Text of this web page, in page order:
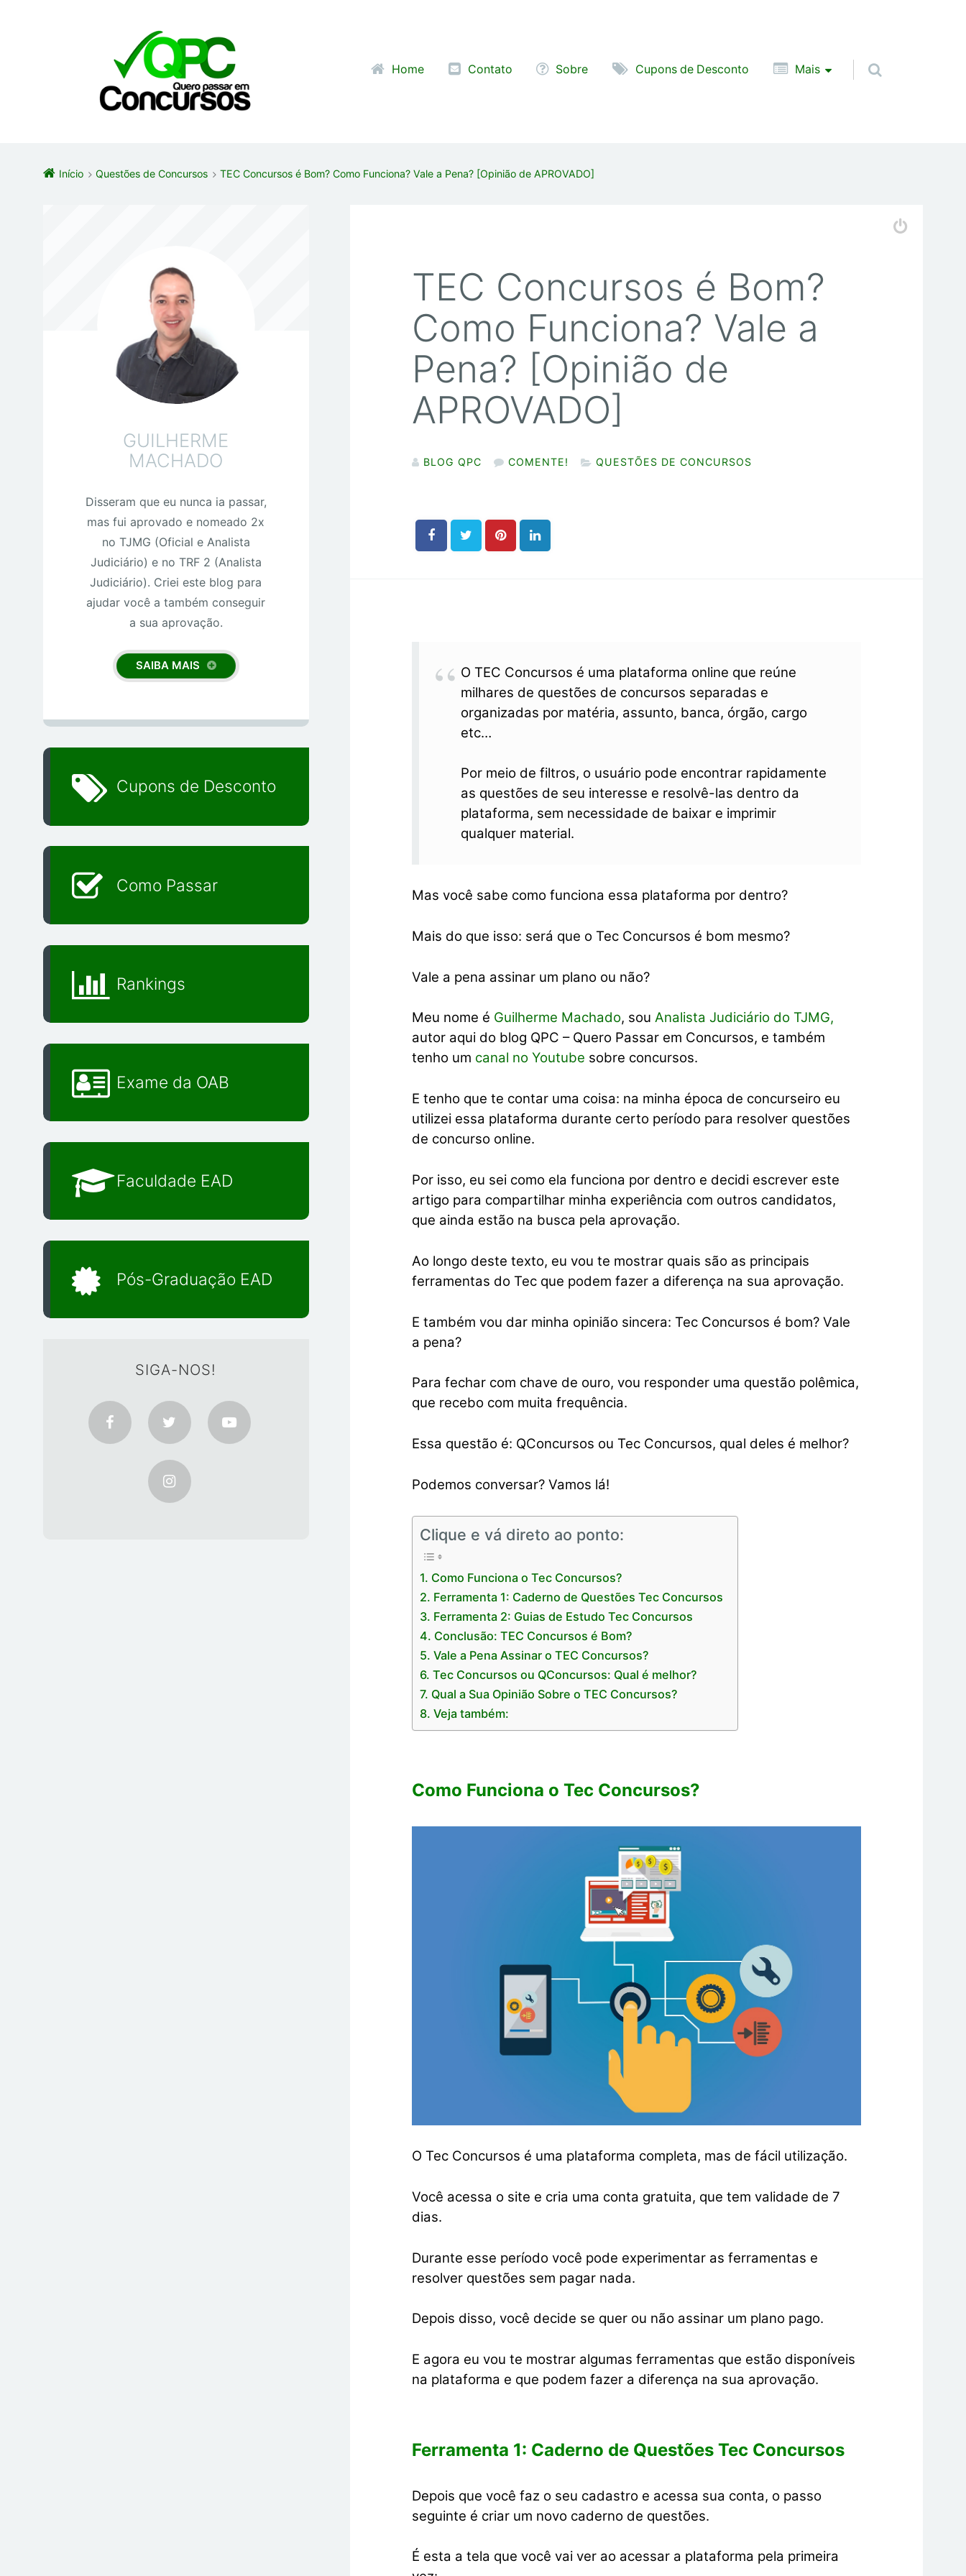
Pular para o conteúdo
Home Contato Sobre Cupons de Desconto Mais
Início Questões de Concursos TEC Concursos é Bom? Como Funciona? Vale a Pena? [Opinião de APROVADO]
TEC Concursos é Bom?
Como Funciona? Vale a
Pena? [Opinião de
APROVADO]
BLOG QPC COMENTE! QUESTÕES DE CONCURSOS
O TEC Concursos é uma plataforma online que reúne
milhares de questões de concursos separadas e
organizadas por matéria, assunto, banca, órgão, cargo
etc…
Por meio de filtros, o usuário pode encontrar rapidamente
as questões de seu interesse e resolvê-las dentro da
plataforma, sem necessidade de baixar e imprimir
qualquer material.
Mas você sabe como funciona essa plataforma por dentro?
Mais do que isso: será que o Tec Concursos é bom mesmo?
Vale a pena assinar um plano ou não?
Meu nome é Guilherme Machado, souAnalista Judiciário do TJMG,
autor aqui do blog QPC – Quero Passar em Concursos, e também
tenho um canal no Youtube sobre concursos.
E tenho que te contar uma coisa: na minha época de concurseiro eu
utilizei essa plataforma durante certo período para resolver questões
de concurso online.
Por isso, eu sei como ela funciona por dentro e decidi escrever este
artigo para compartilhar minha experiência com outros candidatos,
que ainda estão na busca pela aprovação.
Ao longo deste texto, eu vou te mostrar quais são as principais
ferramentas do Tec que podem fazer a diferença na sua aprovação.
E também vou dar minha opinião sincera: Tec Concursos é bom? Vale
a pena?
Para fechar com chave de ouro, vou responder uma questão polêmica,
que recebo com muita frequência.
Essa questão é: QConcursos ou Tec Concursos, qual deles é melhor?
Podemos conversar? Vamos lá!
Clique e vá direto ao ponto:
Como Funciona o Tec Concursos?
Ferramenta 1: Caderno de Questões Tec Concursos
Ferramenta 2: Guias de Estudo Tec Concursos
Conclusão: TEC Concursos é Bom?
Vale a Pena Assinar o TEC Concursos?
Tec Concursos ou QConcursos: Qual é melhor?
Qual a Sua Opinião Sobre o TEC Concursos?
Veja também:
Como Funciona o Tec Concursos?
O Tec Concursos é uma plataforma completa, mas de fácil utilização.
Você acessa o site e cria uma conta gratuita, que tem validade de 7
dias.
Durante esse período você pode experimentar as ferramentas e
resolver questões sem pagar nada.
Depois disso, você decide se quer ou não assinar um plano pago.
E agora eu vou te mostrar algumas ferramentas que estão disponíveis
na plataforma e que podem fazer a diferença na sua aprovação.
Ferramenta 1: Caderno de Questões Tec Concursos
Depois que você faz o seu cadastro e acessa sua conta, o passo
seguinte é criar um novo caderno de questões.
É esta a tela que você vai ver ao acessar a plataforma pela primeira
GUILHERME
MACHADO
Disseram que eu nunca ia passar,
mas fui aprovado e nomeado 2x
no TJMG (Oficial e Analista
Judiciário) e no TRF 2 (Analista
Judiciário). Criei este blog para
ajudar você a também conseguir
a sua aprovação.
SAIBA MAIS
Cupons de Desconto
Como Passar
Rankings
Exame da OAB
Faculdade EAD
Pós-Graduação EAD
SIGA-NOS!